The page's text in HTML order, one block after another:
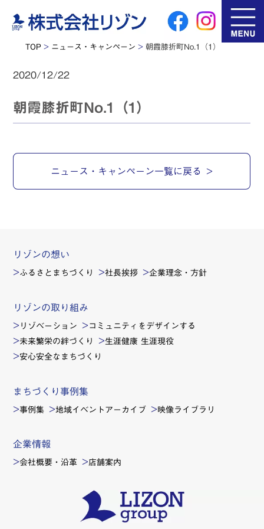
TOP > ニュース・キャンペーン >朝霞膝折町No.1（1）
2020/12/22
朝霞膝折町No.1（1）
ニュース・キャンペーン一覧に戻る
リゾンの想い
ふるさとまちづくり 社長挨拶 企業理念・方針
リゾンの取り組み
リゾベーション コミュニティをデザインする
未来繁栄の絆づくり 生涯健康 生涯現役
安心安全なまちづくり
まちづくり事例集
事例集 地域イベントアーカイブ 映像ライブラリ
企業情報
会社概要・沿革 店舗案内